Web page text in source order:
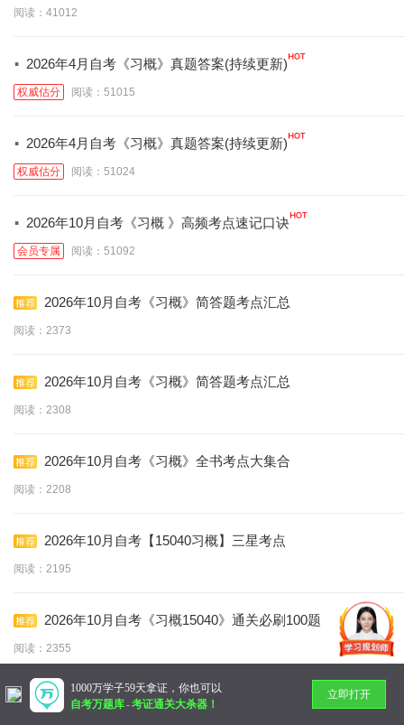
阅读：41012
· 2026年4月自考《习概》真题答案(持续更新)
权威估分 阅读：51015
· 2026年4月自考《习概》真题答案(持续更新)
权威估分 阅读：51024
· 2026年10月自考《习概 》高频考点速记口诀
会员专属 阅读：51092
2026年10月自考《习概》简答题考点汇总
阅读：2373
2026年10月自考《习概》简答题考点汇总
阅读：2308
2026年10月自考《习概》全书考点大集合
阅读：2208
2026年10月自考【15040习概】三星考点
阅读：2195
2026年10月自考《习概15040》通关必刷100题
阅读：2355
暂无更多
1000万学子59天拿证，你也可以
自考万题库-考证通关大杀器！
立即打开